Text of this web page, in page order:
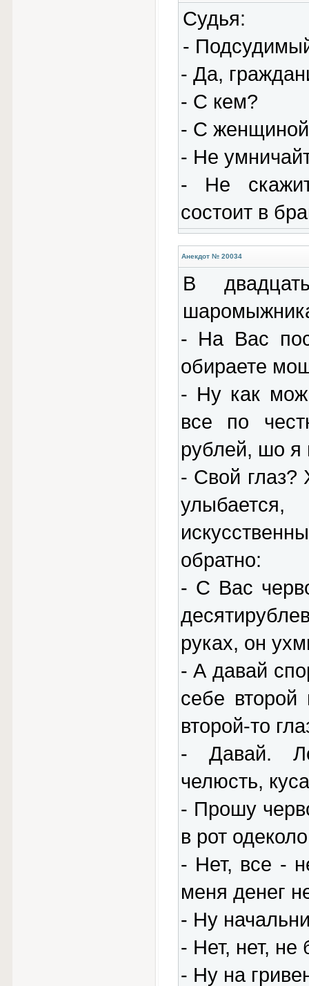
Судья:
-
- Да,
- С кем?
- С
- Не
- Не
состоит в
Анекдот № 20034
В
- На Вас
обираете
- Ну как
все по
рублей, шо я
- Свой
обратно:
- С Вас
руках, он
- А давай
себе
второй-то
- Давай.
челюсть,
- Прошу
в рот
- Нет, все -
меня денег
- Ну
- Нет, нет, не
- Ну на